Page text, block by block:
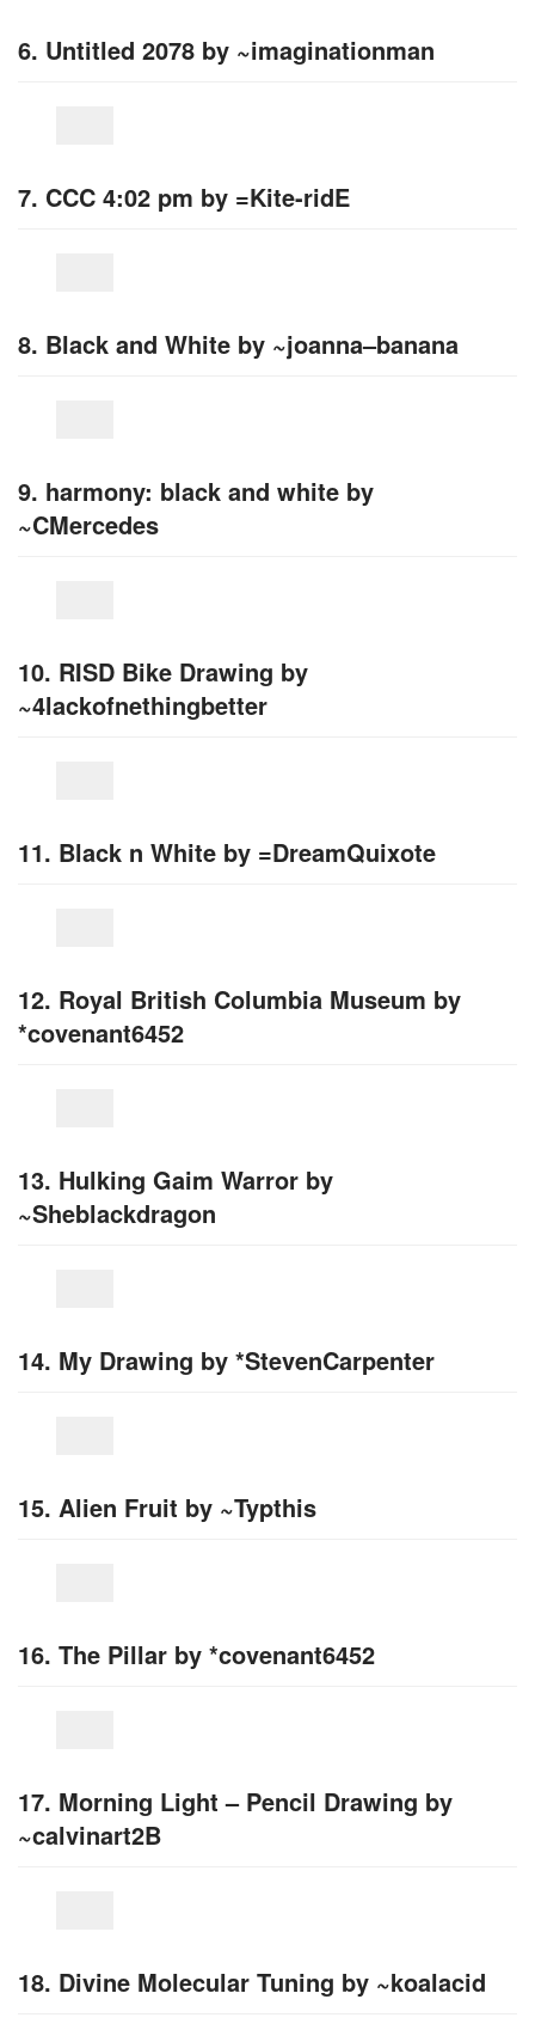
6. Untitled 2078 by ~imaginationman
7. CCC 4:02 pm by =Kite-ridE
8. Black and White by ~joanna–banana
9. harmony: black and white by
~CMercedes
10. RISD Bike Drawing by
~4lackofnethingbetter
11. Black n White by =DreamQuixote
12. Royal British Columbia Museum by
*covenant6452
13. Hulking Gaim Warror by
~Sheblackdragon
14. My Drawing by *StevenCarpenter
15. Alien Fruit by ~Typthis
16. The Pillar by *covenant6452
17. Morning Light – Pencil Drawing by
~calvinart2B
18. Divine Molecular Tuning by ~koalacid